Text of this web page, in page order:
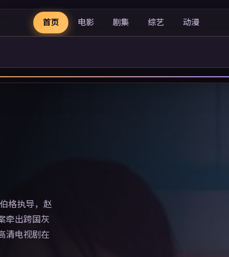
首页 电影 剧集 综艺 动漫
格执导，赵
牵出跨国灰
清电视剧在